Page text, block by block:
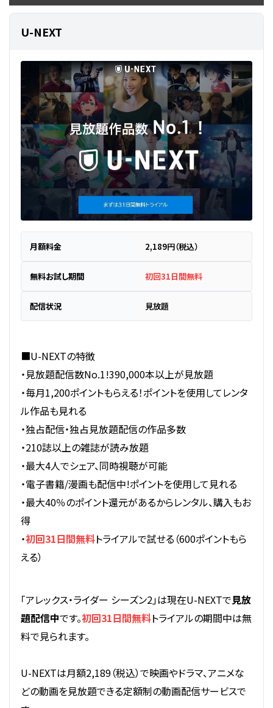
U-NEXT
月額料金 2,189円（税込）
無料お試し期間 初回31日間無料
配信状況 見放題
■U-NEXTの特徴
・見放題配信数No.1!390,000本以上が見放題
・毎月1,200ポイントもらえる！ポイントを使用してレンタ
ル作品も見れる
・独占配信・独占見放題配信の作品多数
・210誌以上の雑誌が読み放題
・最大4人でシェア、同時視聴が可能
・電子書籍/漫画も配信中!ポイントを使用して見れる
・最大40％のポイント還元があるからレンタル、購入もお
得
・初回31日間無料トライアルで試せる（600ポイントもら
える）
「アレックス・ライダー シーズン2」は現在U-NEXTで見放
題配信中です。初回31日間無料トライアルの期間中は無
料で見られます。
U-NEXTは月額2,189（税込）で映画やドラマ、アニメな
どの動画を見放題できる定額制の動画配信サービスで